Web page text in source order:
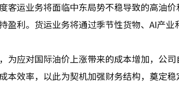
客运业务将面临中东局势不稳导致的高油
盈利。货运业务将通过季节性货物、AI产业
为应对国际油价上涨带来的成本增加，公
本效率，以此为契机加强财务结构，奠定稳